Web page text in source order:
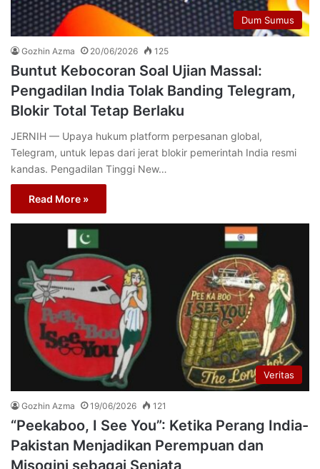
Dum Sumus
Gozhin Azma 20/06/2026 125
Buntut Kebocoran Soal Ujian Massal:
Pengadilan India Tolak Banding Telegram,
Blokir Total Tetap Berlaku
JERNIH — Upaya hukum platform perpesanan global,
Telegram, untuk lepas dari jerat blokir pemerintah India resmi
kandas. Pengadilan Tinggi New…
Read More »
Veritas
Gozhin Azma 19/06/2026 121
“Peekaboo, I See You”: Ketika Perang India-
Pakistan Menjadikan Perempuan dan